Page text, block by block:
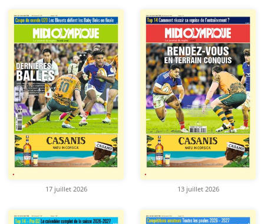
17 juillet 2026 13 juillet 2026